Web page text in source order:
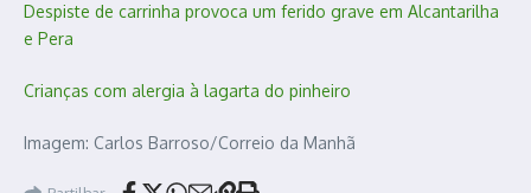
Despiste de carrinha provoca um ferido grave em Alcantarilha
e Pera
Crianças com alergia à lagarta do pinheiro
Imagem: Carlos Barroso/Correio da Manhã